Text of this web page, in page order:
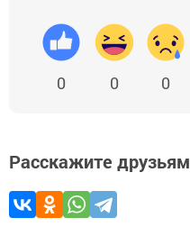
0 0 0
Расскажите друзьям